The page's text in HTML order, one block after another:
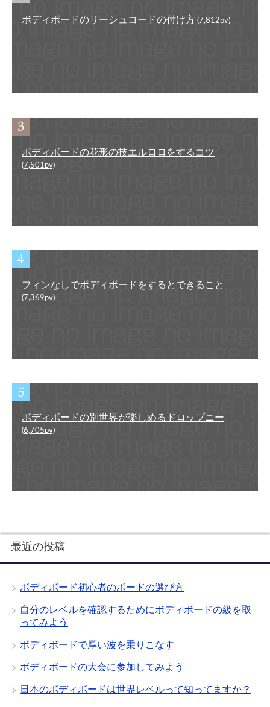
ボディボードのリーシュコードの付け方 (7,812pv)
ボディボードの花形の技エルロロをするコツ
(7,501pv)
フィンなしでボディボードをするとできること
(7,369pv)
ボディボードの別世界が楽しめるドロップニー
(6,705pv)
最近の投稿
ボディボード初心者のボードの選び方
自分のレベルを確認するためにボディボードの級を取
ってみよう
ボディボードで厚い波を乗りこなす
ボディボードの大会に参加してみよう
日本のボディボードは世界レベルって知ってますか？